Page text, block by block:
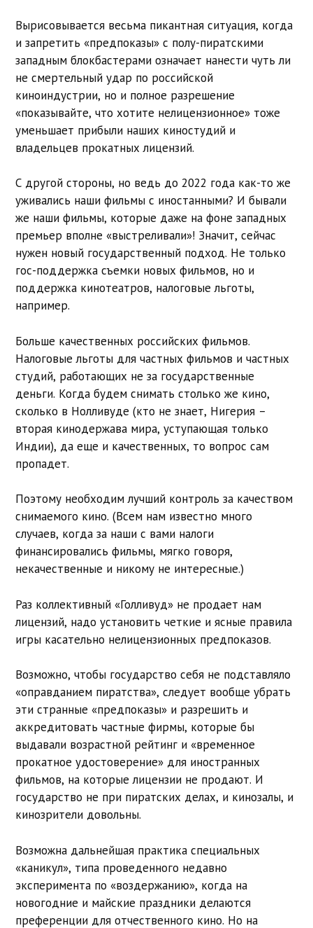
Вырисовывается весьма пикантная ситуация, когда
и запретить «предпоказы» с полу-пиратскими
западным блокбастерами означает нанести чуть ли
не смертельный удар по российской
киноиндустрии, но и полное разрешение
«показывайте, что хотите нелицензионное» тоже
уменьшает прибыли наших киностудий и
владельцев прокатных лицензий.
С другой стороны, но ведь до 2022 года как-то же
уживались наши фильмы с иностанными? И бывали
же наши фильмы, которые даже на фоне западных
премьер вполне «выстреливали»! Значит, сейчас
нужен новый государственный подход. Не только
гос-поддержка съемки новых фильмов, но и
поддержка кинотеатров, налоговые льготы,
например.
Больше качественных российских фильмов.
Налоговые льготы для частных фильмов и частных
студий, работающих не за государственные
деньги. Когда будем снимать столько же кино,
сколько в Нолливуде (кто не знает, Нигерия –
вторая кинодержава мира, уступающая только
Индии), да еще и качественных, то вопрос сам
пропадет.
Поэтому необходим лучший контроль за качеством
снимаемого кино. (Всем нам известно много
случаев, когда за наши с вами налоги
финансировались фильмы, мягко говоря,
некачественные и никому не интересные.)
Раз коллективный «Голливуд» не продает нам
лицензий, надо установить четкие и ясные правила
игры касательно нелицензионных предпоказов.
Возможно, чтобы государство себя не подставляло
«оправданием пиратства», следует вообще убрать
эти странные «предпоказы» и разрешить и
аккредитовать частные фирмы, которые бы
выдавали возрастной рейтинг и «временное
прокатное удостоверение» для иностранных
фильмов, на которые лицензии не продают. И
государство не при пиратских делах, и кинозалы, и
кинозрители довольны.
Возможна дальнейшая практика специальных
«каникул», типа проведенного недавно
эксперимента по «воздержанию», когда на
новогодние и майские праздники делаются
преференции для отчественного кино. Но на